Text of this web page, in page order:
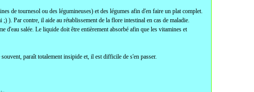
de tournesol ou des légumineuses) et des légumes afin d'en faire un plat complet.
). Par contre, il aide au rétablissement de la flore intestinal en cas de maladie.
d'eau salée. Le liquide doit être entièrement absorbé afin que les vitamines et
paraît totalement insipide et, il est difficile de s'en passer.